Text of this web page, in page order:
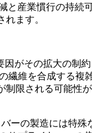
産業慣行の持
ます。
がその拡大の制
維を合成する
限される可能
ーの製造には特